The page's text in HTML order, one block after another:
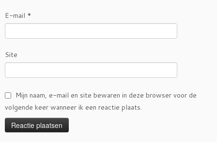
E-mail *
Site
Mijn naam, e-mail en site bewaren in deze browser voor de
volgende keer wanneer ik een reactie plaats.